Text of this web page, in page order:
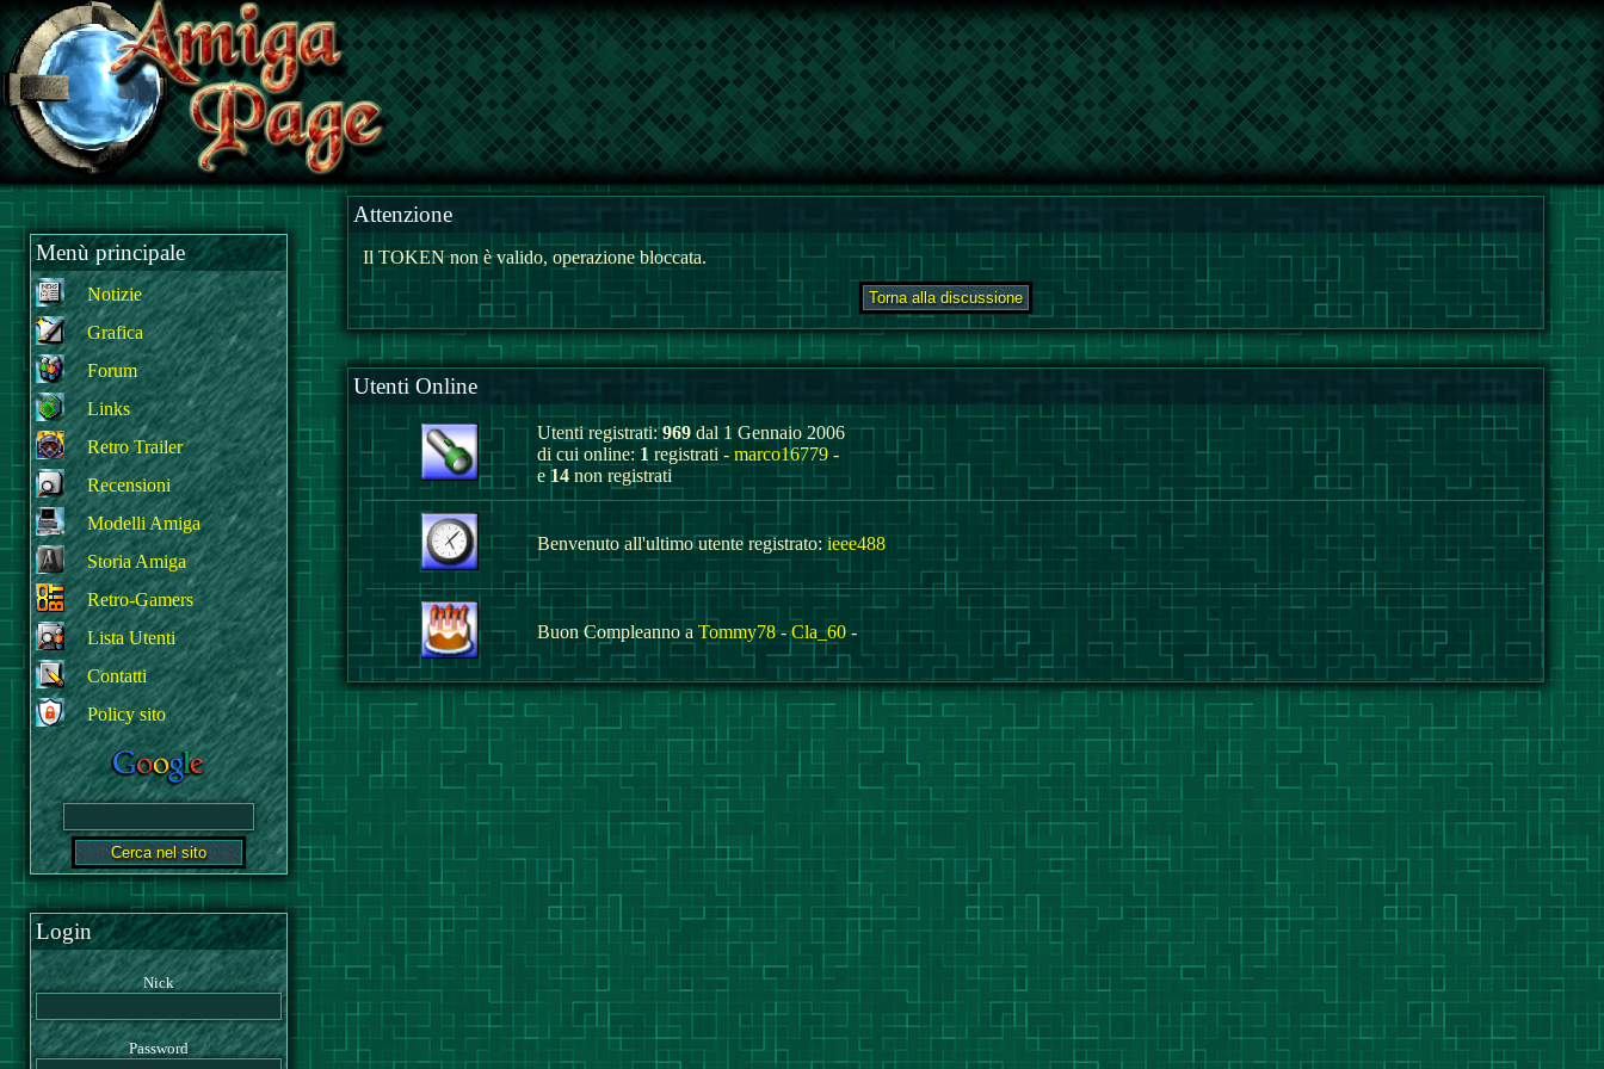
Menù principale
Notizie
Grafica
Forum
Links
Retro Trailer
Recensioni
Modelli Amiga
Storia Amiga
Retro-Gamers
Lista Utenti
Contatti
Policy sito
Login
Nick
Password
Attenzione
Il TOKEN non è valido, operazione bloccata.
Utenti Online
Utenti registrati:969 dal 1 Gennaio 2006
di cui online: 1 registrati - marco16779 -
e 14 non registrati
Benvenuto all'ultimo utente registrato: ieee488
Buon Compleanno a Tommy78-Cla_60 -